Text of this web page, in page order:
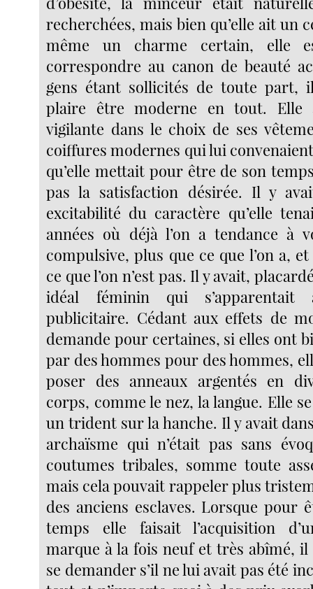
recherchées, mais bien qu’elle ait un
même un charme certain, elle
correspondre au canon de beauté
gens étant sollicités de toute part,
plaire être moderne en tout. Elle
vigilante dans le choix de ses
coiffures modernes qui lui
qu’elle mettait pour être de son
pas la satisfaction désirée. Il y
excitabilité du caractère qu’elle
années où déjà l’on a tendance à
compulsive, plus que ce que l’on a,
ce que l’on n’est pas. Il y avait,
idéal féminin qui
publicitaire. Cédant aux effets de
demande pour certaines, si elles ont
par des hommes pour des hommes,
poser des anneaux argentés en
corps, comme le nez, la langue. Elle
un trident sur la hanche. Il y avait
archaïsme qui n’était pas sans
coutumes tribales, somme toute
mais cela pouvait rappeler plus
des anciens esclaves. Lorsque pour
temps elle faisait l’acquisition
marque à la fois neuf et très abîmé,
se demander s’il ne lui avait pas été